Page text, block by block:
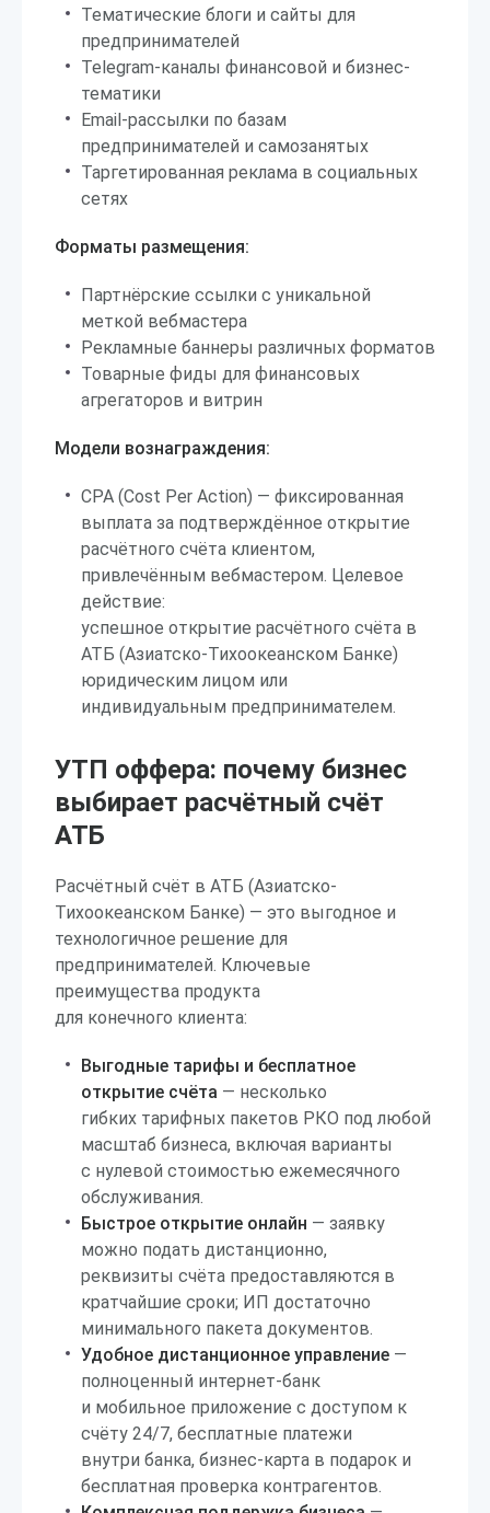
Тематические блоги и сайты для
предпринимателей
Telegram-каналы финансовой и бизнес-
тематики
Email-рассылки по базам
предпринимателей и самозанятых
Таргетированная реклама в социальных
сетях
Форматы размещения:
Партнёрские ссылки с уникальной
меткой вебмастера
Рекламные баннеры различных форматов
Товарные фиды для финансовых
агрегаторов и витрин
Модели вознаграждения:
CPA (Cost Per Action) — фиксированная
выплата за подтверждённое открытие
расчётного счёта клиентом,
привлечённым вебмастером. Целевое
действие:
успешное открытие расчётного счёта в
АТБ (Азиатско-Тихоокеанском Банке)
юридическим лицом или
индивидуальным предпринимателем.
УТП оффера: почему бизнес
выбирает расчётный счёт
АТБ
Расчётный счёт в АТБ (Азиатско-
Тихоокеанском Банке) — это выгодное и
технологичное решение для
предпринимателей. Ключевые
преимущества продукта
для конечного клиента:
Выгодные тарифы и бесплатное
открытие счёта — несколько
гибких тарифных пакетов РКО под любой
масштаб бизнеса, включая варианты
с нулевой стоимостью ежемесячного
обслуживания.
Быстрое открытие онлайн — заявку
можно подать дистанционно,
реквизиты счёта предоставляются в
кратчайшие сроки; ИП достаточно
минимального пакета документов.
Удобное дистанционное управление —
полноценный интернет-банк
и мобильное приложение с доступом к
счёту 24/7, бесплатные платежи
внутри банка, бизнес-карта в подарок и
бесплатная проверка контрагентов.